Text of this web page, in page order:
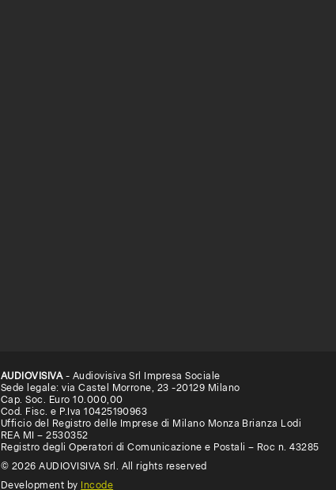
AUDIOVISIVA- Audiovisiva Srl Impresa Sociale
Sede legale: via Castel Morrone, 23 -20129 Milano
Cap. Soc. Euro 10.000,00
Cod. Fisc. e P.Iva 10425190963
Ufficio del Registro delle Imprese di Milano Monza Brianza Lodi
REA MI – 2530352
Registro degli Operatori di Comunicazione e Postali – Roc n. 43285
© 2026 AUDIOVISIVA Srl. All rights reserved
Development by
Incode